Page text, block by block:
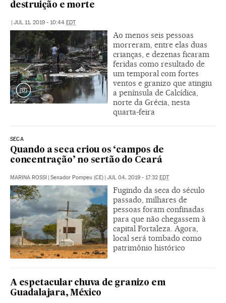
destruição e morte
| JUL 11, 2019 - 10:44 EDT
Ao menos seis pessoas
morreram, entre elas duas
crianças, e dezenas ficaram
feridas como resultado de
um temporal com fortes
ventos e granizo que atingiu
a península de Calcídica,
norte da Grécia, nesta
quarta-feira
SECA
Quando a seca criou os ‘campos de
concentração’ no sertão do Ceará
MARINA ROSSI | Senador Pompeu (CE) | JUL 04, 2019 - 17:32 EDT
Fugindo da seca do século
passado, milhares de
pessoas foram confinadas
para que não chegassem à
capital Fortaleza. Agora,
local será tombado como
patrimônio histórico
A espetacular chuva de granizo em
Guadalajara, México